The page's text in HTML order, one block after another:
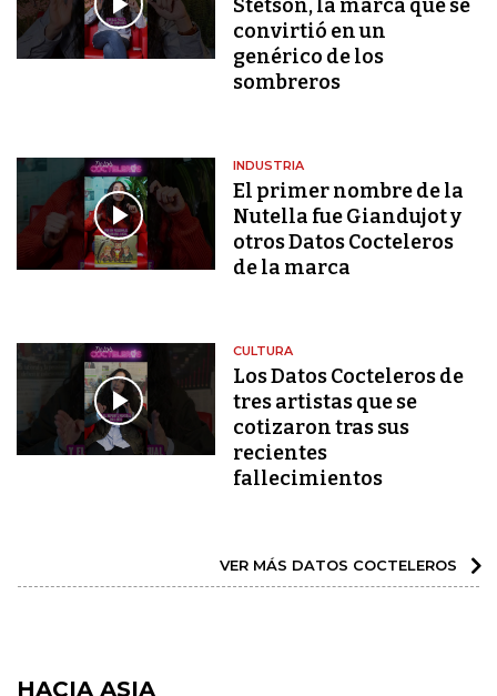
Stetson, la marca que se
convirtió en un
genérico de los
sombreros
INDUSTRIA
El primer nombre de la
Nutella fue Giandujot y
otros Datos Cocteleros
de la marca
CULTURA
Los Datos Cocteleros de
tres artistas que se
cotizaron tras sus
recientes
fallecimientos
VER MÁS DATOS COCTELEROS
HACIA ASIA